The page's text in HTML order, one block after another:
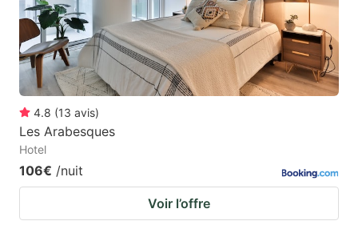
4.8 (13 avis)
Les Arabesques
Hotel
106€ /nuit
Voir l’offre